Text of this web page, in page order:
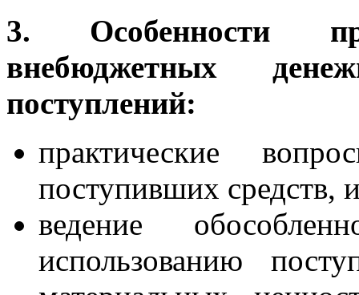
3. Особенности
внебюджетных
поступлений:
практические
поступивших средств,
ведение
использованию